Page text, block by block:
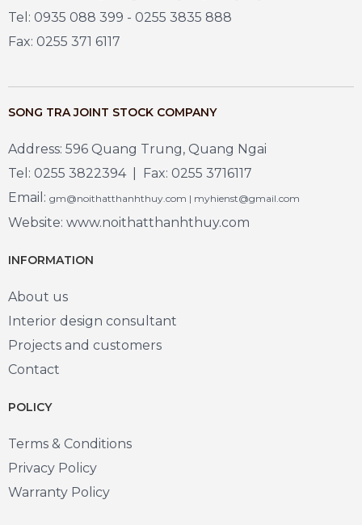
Tel: 0935 088 399 - 0255 3835 888
Fax: 0255 371 6117
SONG TRA JOINT STOCK COMPANY
Address: 596 Quang Trung, Quang Ngai
Tel: 0255 3822394 | Fax: 0255 3716117
Email: gm@noithatthanhthuy.com | myhienst@gmail.com
Website: www.noithatthanhthuy.com
INFORMATION
About us
Interior design consultant
Projects and customers
Contact
POLICY
Terms & Conditions
Privacy Policy
Warranty Policy